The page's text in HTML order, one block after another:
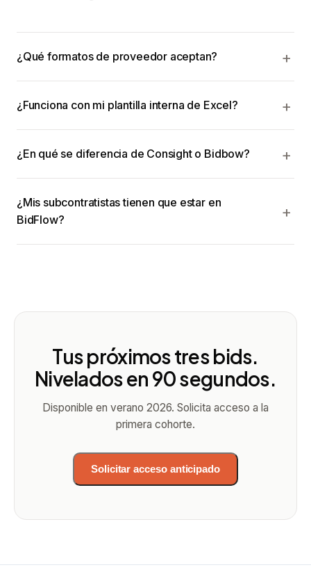
¿Qué formatos de proveedor aceptan?
¿Funciona con mi plantilla interna de Excel?
¿En qué se diferencia de Consight o Bidbow?
¿Mis subcontratistas tienen que estar en
BidFlow?
Tus próximos tres bids.
Nivelados en 90 segundos.
Disponible en verano 2026. Solicita acceso a la
primera cohorte.
Solicitar acceso anticipado